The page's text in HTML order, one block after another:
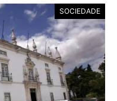
SOCIEDADE